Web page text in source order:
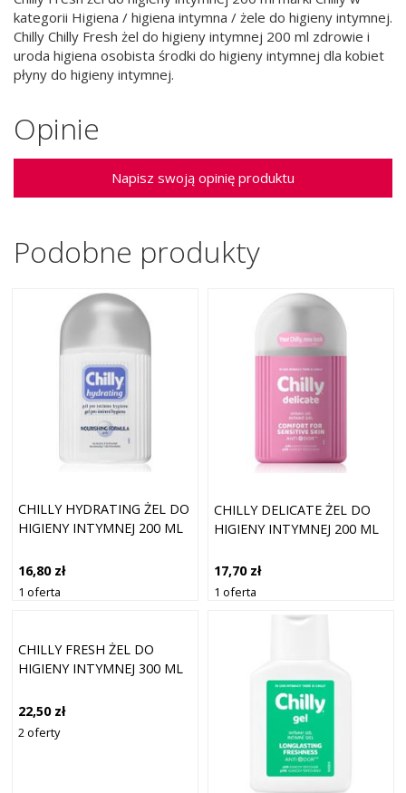
kategorii Higiena / higiena intymna / żele do higieny intymnej.
Chilly Chilly Fresh żel do higieny intymnej 200 ml zdrowie i
uroda higiena osobista środki do higieny intymnej dla kobiet
płyny do higieny intymnej.
Opinie
Napisz swoją opinię produktu
Podobne produkty
CHILLY HYDRATING ŻEL DO
HIGIENY INTYMNEJ 200 ML
16,80 zł
1 oferta
CHILLY DELICATE ŻEL DO
HIGIENY INTYMNEJ 200 ML
17,70 zł
1 oferta
CHILLY FRESH ŻEL DO
HIGIENY INTYMNEJ 300 ML
22,50 zł
2 oferty